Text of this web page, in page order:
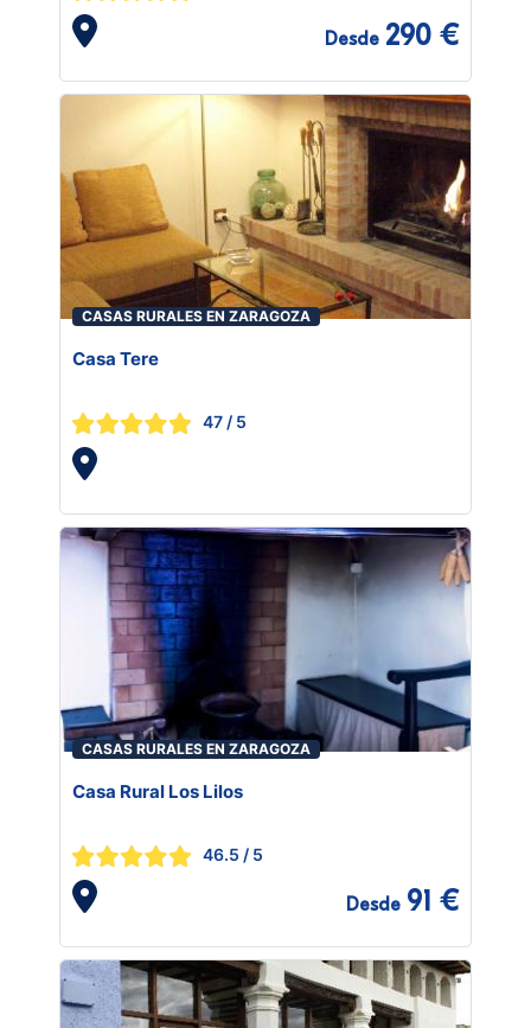
Desde 290 €
CASAS RURALES EN ZARAGOZA
Casa Tere
47 / 5
CASAS RURALES EN ZARAGOZA
Casa Rural Los Lilos
46.5 / 5
Desde 91 €